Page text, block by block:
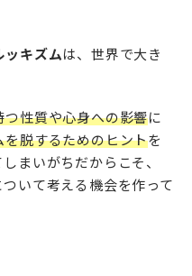
ッキズムは、世界で大き
つ性質や心身への影響に
を脱するためのヒントを
まいがちだからこそ、
いて考える機会を作って